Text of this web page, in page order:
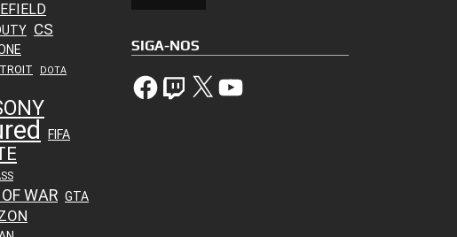
CS
DOTA
FIFA
WAR GTA
SIGA-NOS
FacebookTwitch X YouTube